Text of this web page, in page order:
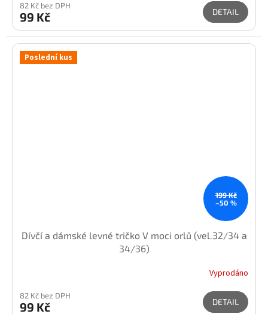
82 Kč bez DPH
99 Kč DETAIL
Poslední kus
199 Kč
–50 %
Dívčí a dámské levné tričko V moci orlů (vel.32/34 a
34/36)
Vyprodáno
82 Kč bez DPH
99 Kč DETAIL